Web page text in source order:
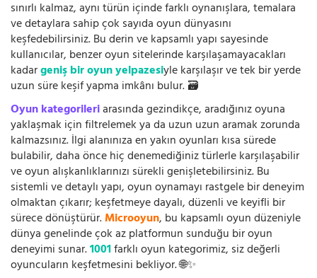
sınırlı kalmaz, aynı türün içinde farklı oynanışlara, temalara
ve detaylara sahip çok sayıda oyun dünyasını
keşfedebilirsiniz. Bu derin ve kapsamlı yapı sayesinde
kullanıcılar, benzer oyun sitelerinde karşılaşamayacakları
kadargeniş bir oyun yelpazesiyle karşılaşır ve tek bir yerde
uzun süre keşif yapma imkânı bulur. 🗃️
Oyun kategorileriarasında gezindikçe, aradığınız oyuna
yaklaşmak için filtrelemek ya da uzun uzun aramak zorunda
kalmazsınız. İlgi alanınıza en yakın oyunları kısa sürede
bulabilir, daha önce hiç denemediğiniz türlerle karşılaşabilir
ve oyun alışkanlıklarınızı sürekli genişletebilirsiniz. Bu
sistemli ve detaylı yapı, oyun oynamayı rastgele bir deneyim
olmaktan çıkarır; keşfetmeye dayalı, düzenli ve keyifli bir
sürece dönüştürür.Microoyun, bu kapsamlı oyun düzeniyle
dünya genelinde çok az platformun sunduğu bir oyun
deneyimi sunar.1001farklı oyun kategorimiz, siz değerli
oyuncuların keşfetmesini bekliyor. 🌐✨